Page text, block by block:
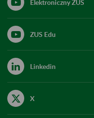
Elektroniczny ZUS
ZUS Edu
Linkedin
X